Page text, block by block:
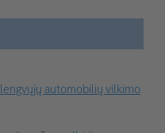
automobilių vilkimo